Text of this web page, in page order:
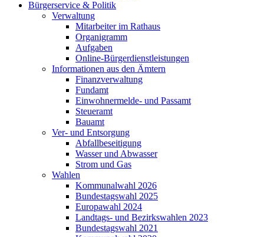
Bürgerservice & Politik
Verwaltung
Mitarbeiter im Rathaus
Organigramm
Aufgaben
Online-Bürgerdienstleistungen
Informationen aus den Ämtern
Finanzverwaltung
Fundamt
Einwohnermelde- und Passamt
Steueramt
Bauamt
Ver- und Entsorgung
Abfallbeseitigung
Wasser und Abwasser
Strom und Gas
Wahlen
Kommunalwahl 2026
Bundestagswahl 2025
Europawahl 2024
Landtags- und Bezirkswahlen 2023
Bundestagswahl 2021